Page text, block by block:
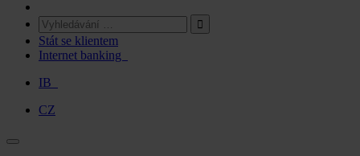
Stát se klientem
Internet banking
IB
CZ